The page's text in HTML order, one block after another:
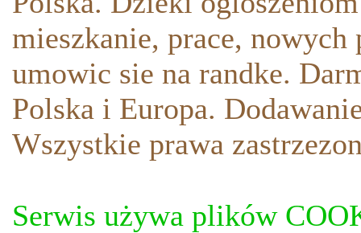
mieszkanie, prace,
umowic sie na randke.
Polska i Europa.
Wszystkie prawa
Serwis używa plików